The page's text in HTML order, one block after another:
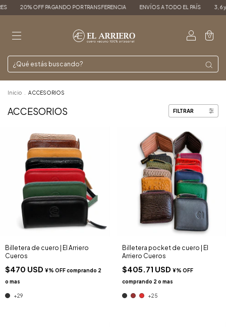
POR TRANSFERENCIA ENVÍOS A TODO EL PAÍS 3, 6 y 9 CUOTAS SIN
0
Inicio ACCESORIOS
ACCESORIOS FILTRAR
Billetera de cuero | El Arriero
Cueros
$470 USD
+29
Billetera pocket de cuero | El
Arriero Cueros
$405.71 USD
+25